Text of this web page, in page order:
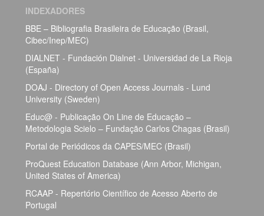
INDEXADORES
BBE – Bibliografia Brasileira de Educação (Brasil,
Cibec/Inep/MEC)
DIALNET - Fundación Dialnet - Universidad de La Rioja
(España)
DOAJ - Directory of Open Access Journals - Lund
University (Sweden)
Educ@ - Publicação On Line de Educação –
Metodologia Scielo – Fundação Carlos Chagas (Brasil)
Portal de Periódicos da CAPES/MEC (Brasil)
ProQuest Education Database (Ann Arbor, Michigan,
United States of America)
RCAAP - Repertório Científico de Acesso Aberto de
Portugal